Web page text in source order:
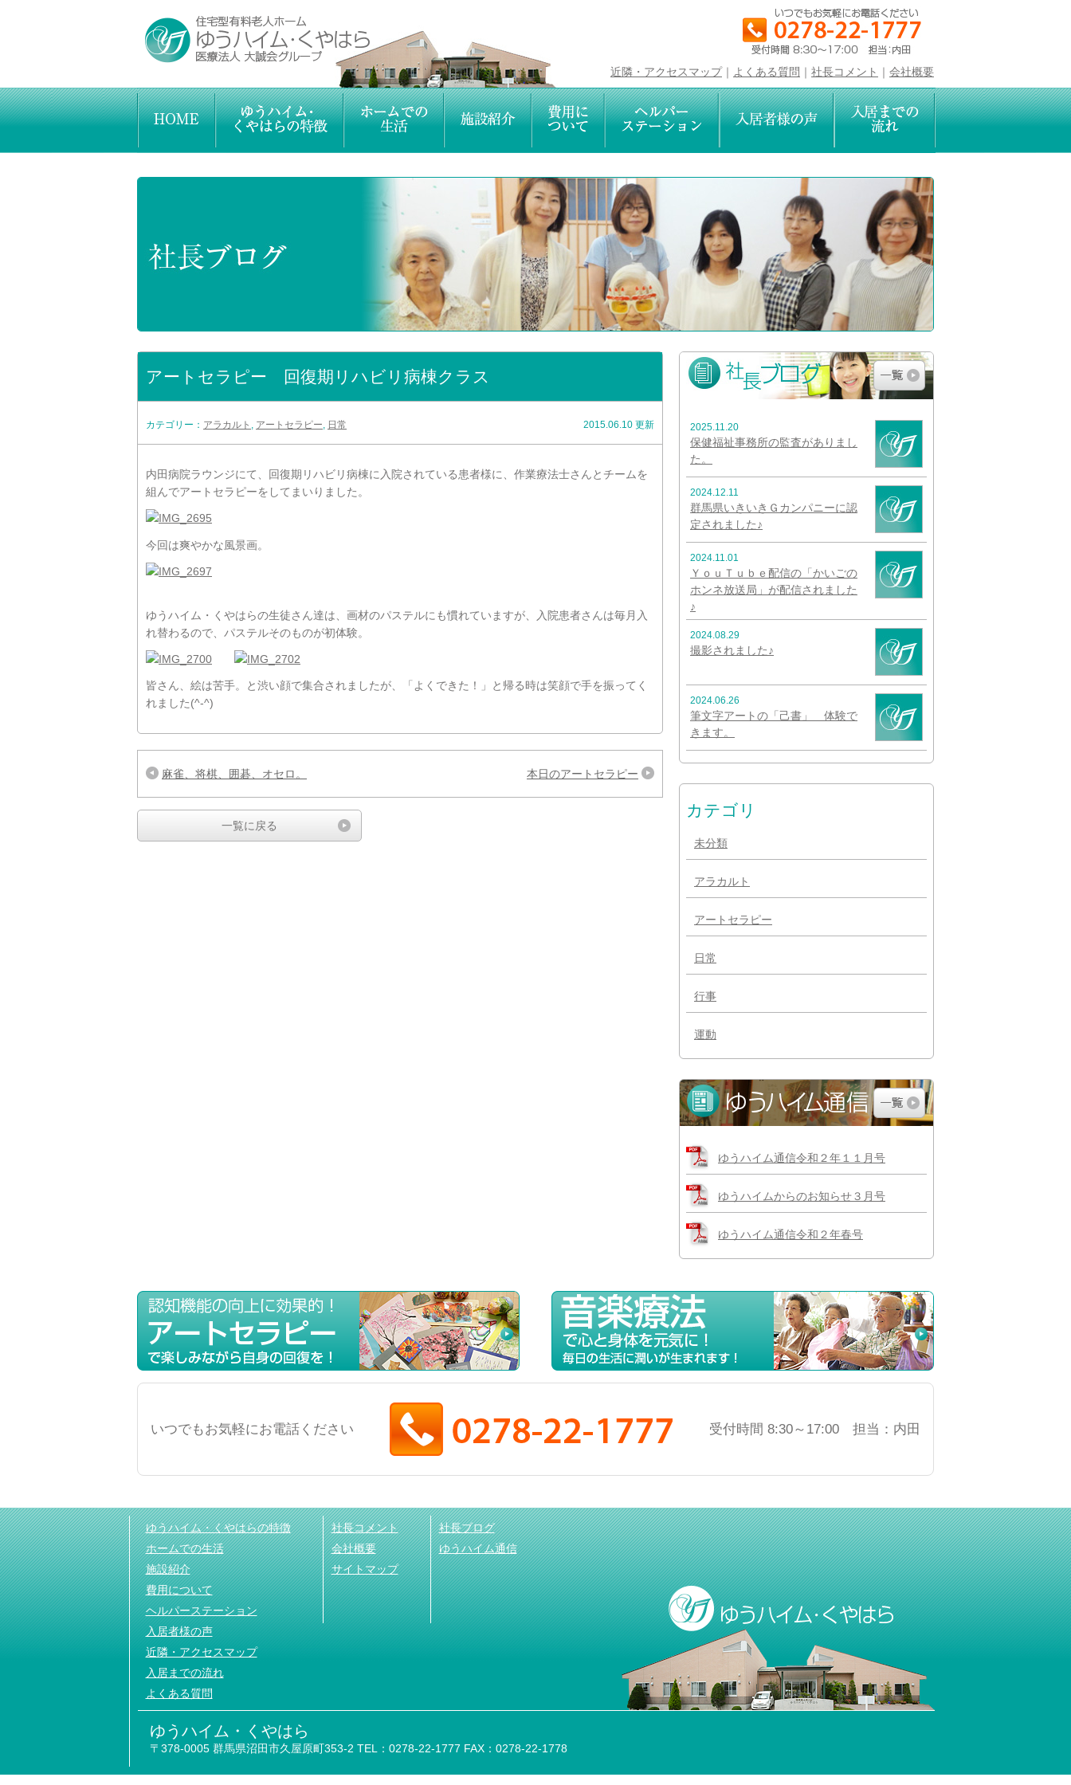
近隣・アクセスマップ｜ よくある質問 ｜ 社長コメント ｜ 会社概要
アートセラピー 回復期リハビリ病棟クラス
カテゴリー： アラカルト , アートセラピー, 日常 2015.06.10 更新
内田病院ラウンジにて、回復期リハビリ病棟に入院されている患者様に、作業療法士さんとチームを
組んでアートセラピーをしてまいりました。
今回は爽やかな風景画。
ゆうハイム・くやはらの生徒さん達は、画材のパステルにも慣れていますが、入院患者さんは毎月入
れ替わるので、パステルそのものが初体験。
皆さん、絵は苦手。と渋い顔で集合されましたが、「よくできた！」と帰る時は笑顔で手を振ってく
れました(^-^)
麻雀、将棋、囲碁、オセロ。 本日のアートセラピー
一覧に戻る
2025.11.20
保健福祉事務所の監査がありまし
た。
2024.12.11
群馬県いきいきＧカンパニーに認
定されました♪
2024.11.01
ＹｏｕＴｕｂｅ配信の「かいごの
ホンネ放送局」が配信されました
♪
2024.08.29
撮影されました♪
2024.06.26
筆文字アートの「己書」 体験で
きます。
カテゴリ
未分類
アラカルト
アートセラピー
日常
行事
運動
ゆうハイム通信令和２年１１月号
ゆうハイムからのお知らせ３月号
ゆうハイム通信令和２年春号
いつでもお気軽にお電話ください 受付時間 8:30～17:00 担当：内田
ゆうハイム・くやはらの特徴
ホームでの生活
施設紹介
費用について
ヘルパーステーション
入居者様の声
近隣・アクセスマップ
入居までの流れ
よくある質問
社長コメント
会社概要
サイトマップ
社長ブログ
ゆうハイム通信
ゆうハイム・くやはら
〒378-0005 群馬県沼田市久屋原町353-2 TEL：0278-22-1777 FAX：0278-22-1778